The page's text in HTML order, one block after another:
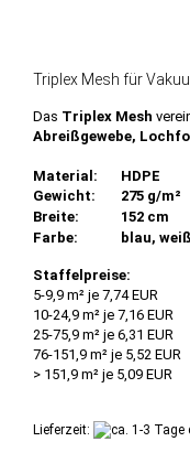
Triplex Mesh für
Das Triplex Mesh
Abreißgewebe,
Material:
HDPE
Gewicht:
275 g/m²
Breite:
152 cm
Farbe:
blau,
Staffelpreise:
5-9,9 m² je 7,74 EUR
10-24,9 m² je 7,16 EUR
25-75,9 m² je 6,31 EUR
76-151,9 m² je 5,52 EUR
> 151,9 m² je 5,09 EUR
Lieferzeit: